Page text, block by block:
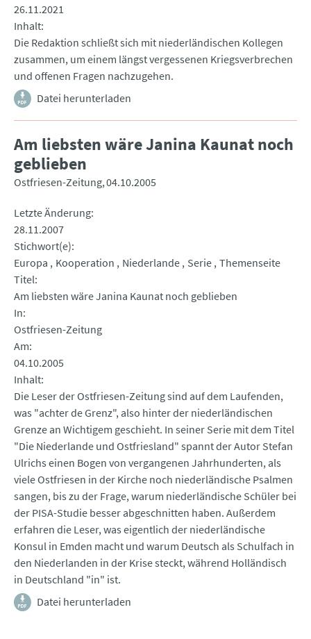
26.11.2021
Inhalt
Die Redaktion schließt sich mit niederländischen Kollegen
zusammen, um einem längst vergessenen Kriegsverbrechen
und offenen Fragen nachzugehen.
Datei herunterladen
Am liebsten wäre Janina Kaunat noch
geblieben
Ostfriesen-Zeitung 04.10.2005
Letzte Änderung
28.11.2007
Stichwort(e)
Europa
Kooperation Niederlande Serie Themenseite
Titel
Am liebsten wäre Janina Kaunat noch geblieben
In
Ostfriesen-Zeitung
Am
04.10.2005
Inhalt
Die Leser der Ostfriesen-Zeitung sind auf dem Laufenden,
was "achter de Grenz", also hinter der niederländischen
Grenze an Wichtigem geschieht. In seiner Serie mit dem Titel
"Die Niederlande und Ostfriesland" spannt der Autor Stefan
Ulrichs einen Bogen von vergangenen Jahrhunderten, als
viele Ostfriesen in der Kirche noch niederländische Psalmen
sangen, bis zu der Frage, warum niederländische Schüler bei
der PISA-Studie besser abgeschnitten haben. Außerdem
erfahren die Leser, was eigentlich der niederländische
Konsul in Emden macht und warum Deutsch als Schulfach in
den Niederlanden in der Krise steckt, während Holländisch
in Deutschland "in" ist.
Datei herunterladen